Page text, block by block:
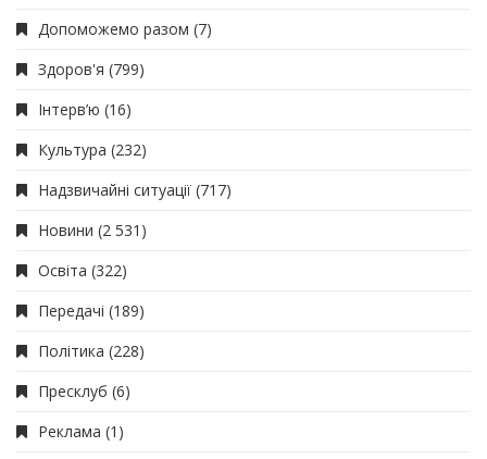
Допоможемо разом (7)
Здоров'я (799)
Інтерв’ю (16)
Культура (232)
Надзвичайні ситуації (717)
Новини (2 531)
Освіта (322)
Передачі (189)
Політика (228)
Пресклуб (6)
Реклама (1)